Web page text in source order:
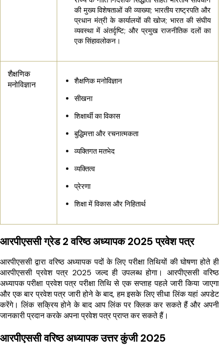
की मुख्य विशेषताओं की व्याख्या; भारतीय राष्ट्रपति और
प्रधान मंत्री के कार्यालयों की खोज; भारत की संघीय
व्यवस्था में अंतर्दृष्टि; और प्रमुख राजनीतिक दलों का
एक सिंहावलोकन।
शैक्षणिक
मनोविज्ञान
शैक्षणिक मनोविज्ञान
सीखना
शिक्षार्थी का विकास
बुद्धिमत्ता और रचनात्मकता
व्यक्तिगत मतभेद
व्यक्तित्व
प्रेरणा
शिक्षा में विकास और निहितार्थ
आरपीएससी ग्रेड 2 वरिष्ठ अध्यापक 2025 प्रवेश पत्र
आरपीएससी द्वारा वरिष्ठ अध्यापक पदों के लिए परीक्षा तिथियों की घोषणा होते ही
आरपीएससी प्रवेश पत्र 2025 जल्द ही उपलब्ध होगा। आरपीएससी वरिष्ठ
अध्यापक परीक्षा प्रवेश पत्र परीक्षा तिथि से एक सप्ताह पहले जारी किया जाएगा
और एक बार प्रवेश पत्र जारी होने के बाद, हम इसके लिए सीधा लिंक यहां अपडेट
करेंगे। लिंक सक्रिय होने के बाद आप लिंक पर क्लिक कर सकते हैं और अपनी
जानकारी प्रदान करके अपना प्रवेश पत्र प्राप्त कर सकते हैं।
आरपीएससी वरिष्ठ अध्यापक उत्तर कुंजी 2025